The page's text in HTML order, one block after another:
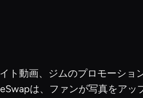
ト動画、ジムのプロモーショ
は、ファンが写真をア